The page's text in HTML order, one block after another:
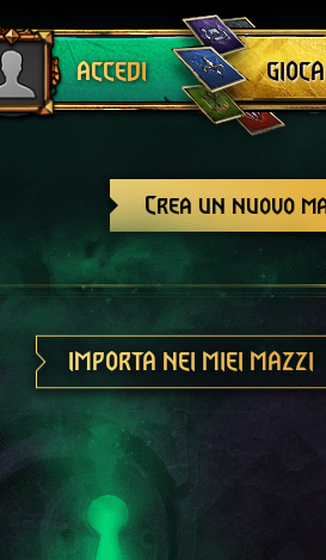
ACCEDI
Crea un nuovo
IMPORTA NEI MIEI MAZZI